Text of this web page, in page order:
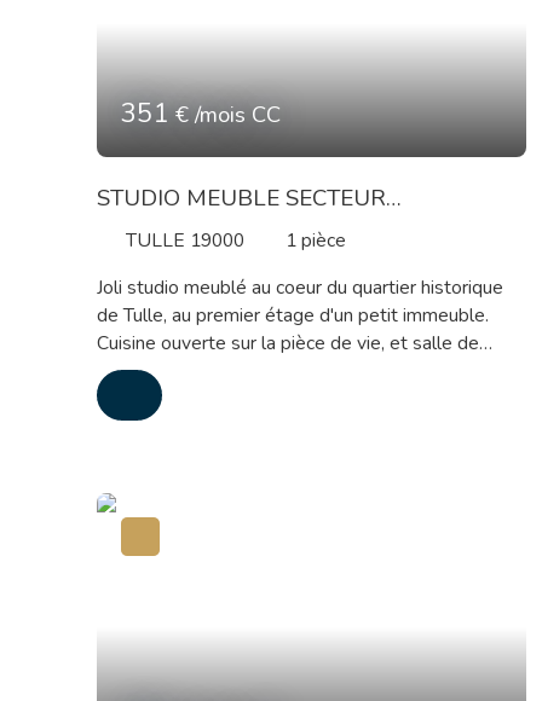
351€ /mois CC
STUDIO MEUBLE SECTEUR
CATHEDRALE
TULLE 19000 1pièce
Joli studio meublé au coeur du quartier historique
de Tulle, au premier étage d'un petit immeuble.
Cuisine ouverte sur la pièce de vie, et salle de
bains avec wc. Loyer 325 euros + 26 euros de
charges Chauffage électrique